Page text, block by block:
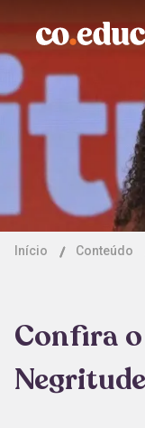
Início Conteúdo
Confira